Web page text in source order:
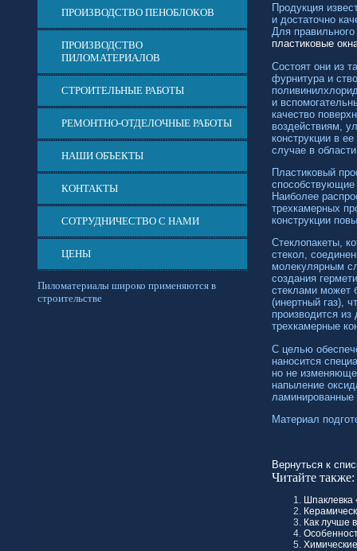
ПРОИЗВОДСТВО ПЕНОБЛОКОВ
ПРОИЗВОДСТВО
ПИЛОМАТЕРИАЛОВ
СТРОИТЕЛЬНЫЕ РАБОТЫ
РЕМОНТНО-ОТДЕЛОЧНЫЕ РАБОТЫ
НАШИ ОБЪЕКТЫ
КОНТАКТЫ
СОТРУДНИЧЕСТВО С НАМИ
ЦЕНЫ
Пиломатериалы широко применяются в
строительстве
Продукция
и достаточно
Для
пластиковые
Состоят они из
фурнитура и
и
качество
воздействиям,
конструкции в
случае в
Пластиковый
Наиболее
трехкамерных
конструкции
Стеклопакеты,
стекол,
молекулярным
создания
стеклами может
(инертный газ),
производится
трехкамерные
С целью
наносится
но не
напыление
ламинированные
Материал
Вернуться к
Читайте также:
Шпаклевка
Как лучше